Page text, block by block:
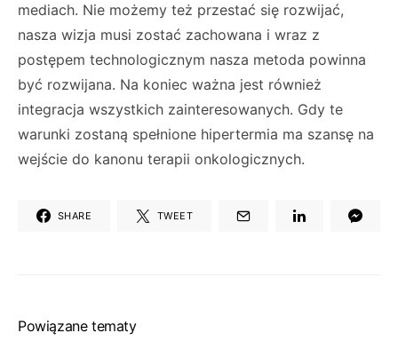
mediach. Nie możemy też przestać się rozwijać,
nasza wizja musi zostać zachowana i wraz z
postępem technologicznym nasza metoda powinna
być rozwijana. Na koniec ważna jest również
integracja wszystkich zainteresowanych. Gdy te
warunki zostaną spełnione hipertermia ma szansę na
wejście do kanonu terapii onkologicznych.
SHARE TWEET
Powiązane tematy